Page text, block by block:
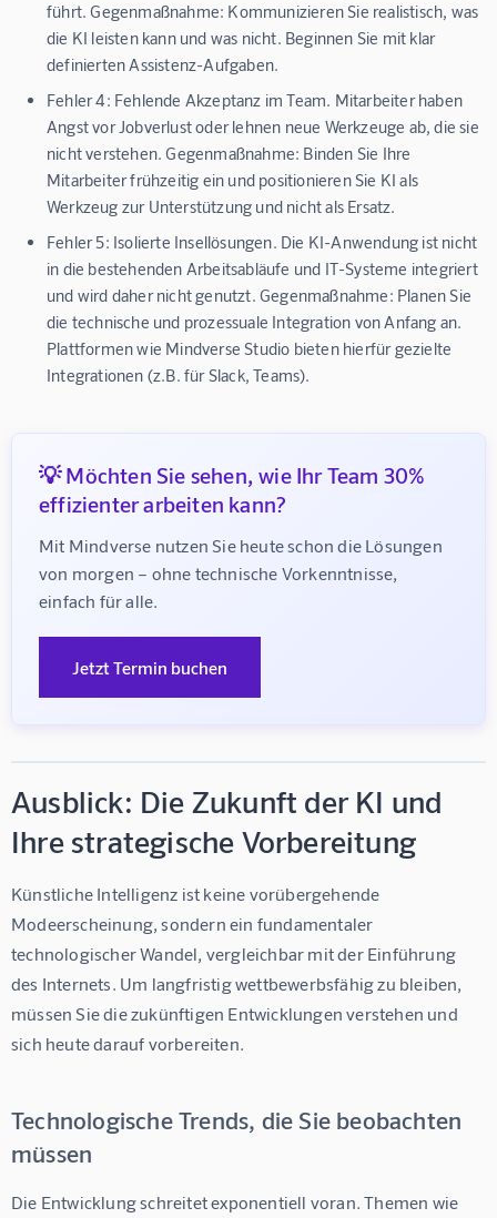
führt.Gegenmaßnahme: Kommunizieren Sie realistisch, was
die KI leisten kann und was nicht. Beginnen Sie mit klar
definierten Assistenz-Aufgaben.
Fehler 4: Fehlende Akzeptanz im Team. Mitarbeiter haben
Angst vor Jobverlust oder lehnen neue Werkzeuge ab, die sie
nicht verstehen.Gegenmaßnahme: Binden Sie Ihre
Mitarbeiter frühzeitig ein und positionieren Sie KI als
Werkzeug zur Unterstützung und nicht als Ersatz.
Fehler 5: Isolierte Insellösungen. Die KI-Anwendung ist nicht
in die bestehenden Arbeitsabläufe und IT-Systeme integriert
und wird daher nicht genutzt. Gegenmaßnahme: Planen Sie
die technische und prozessuale Integration von Anfang an.
Plattformen wie Mindverse Studio bieten hierfür gezielte
Integrationen (z.B. für Slack, Teams).
💡 Möchten Sie sehen, wie Ihr Team 30%
effizienter arbeiten kann?
Mit Mindverse nutzen Sie heute schon die Lösungen
von morgen – ohne technische Vorkenntnisse,
einfach für alle.
Jetzt Termin buchen
Ausblick: Die Zukunft der KI und
Ihre strategische Vorbereitung
Künstliche Intelligenz ist keine vorübergehende
Modeerscheinung, sondern ein fundamentaler
technologischer Wandel, vergleichbar mit der Einführung
des Internets. Um langfristig wettbewerbsfähig zu bleiben,
müssen Sie die zukünftigen Entwicklungen verstehen und
sich heute darauf vorbereiten.
Technologische Trends, die Sie beobachten
müssen
Die Entwicklung schreitet exponentiell voran. Themen wie